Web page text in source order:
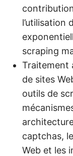
l’utilisation
scraping
Traitement
de sites
outils de
captchas,
Web et les